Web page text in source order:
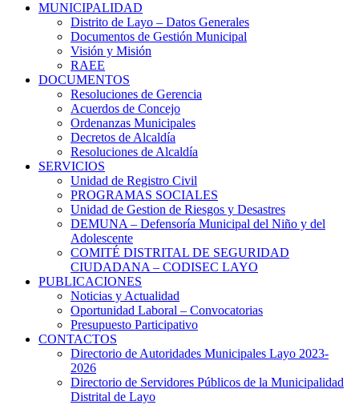
MUNICIPALIDAD
Distrito de Layo – Datos Generales
Documentos de Gestión Municipal
Visión y Misión
RAEE
DOCUMENTOS
Resoluciones de Gerencia
Acuerdos de Concejo
Ordenanzas Municipales
Decretos de Alcaldía
Resoluciones de Alcaldía
SERVICIOS
Unidad de Registro Civil
PROGRAMAS SOCIALES
Unidad de Gestion de Riesgos y Desastres
DEMUNA – Defensoría Municipal del Niño y del
Adolescente
COMITÉ DISTRITAL DE SEGURIDAD
CIUDADANA – CODISEC LAYO
PUBLICACIONES
Noticias y Actualidad
Oportunidad Laboral – Convocatorias
Presupuesto Participativo
CONTACTOS
Directorio de Autoridades Municipales Layo 2023-
2026
Directorio de Servidores Públicos de la Municipalidad
Distrital de Layo